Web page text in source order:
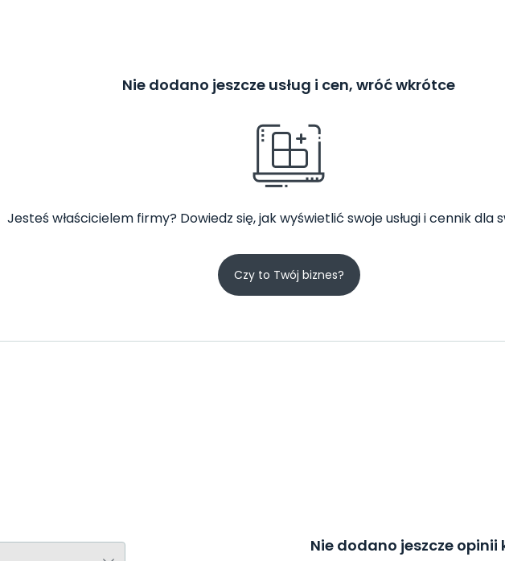
Nie dodano jeszcze usług i cen, wróć wkrótce
Jesteś właścicielem firmy? Dowiedz się, jak wyświetlić swoje usługi i cennik dla
Czy to Twój biznes?
Nie dodano jeszcze